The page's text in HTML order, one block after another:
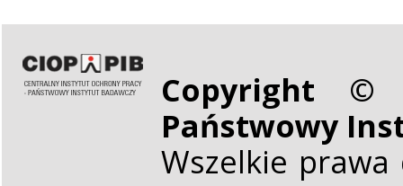
Copyright ©
Państwowy
Wszelkie